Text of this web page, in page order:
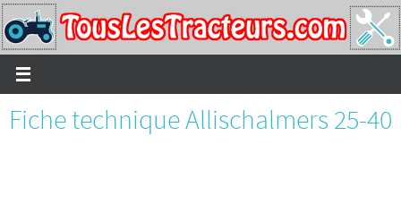
Passer
vers
le
contenu
Fiche technique Allischalmers 25-40